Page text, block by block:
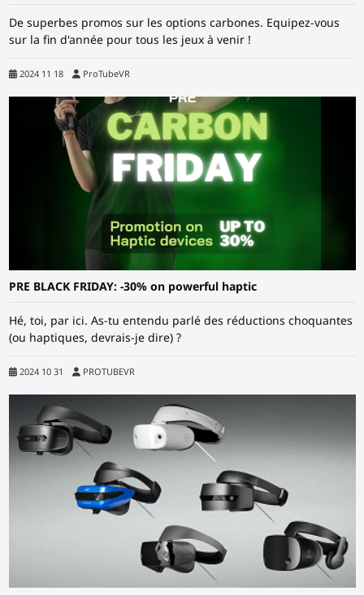
De superbes promos sur les options carbones. Equipez-vous
sur la fin d'année pour tous les jeux à venir !
2024 11 18 ProTubeVR
PRE BLACK FRIDAY: -30% on powerful haptic
Hé, toi, par ici. As-tu entendu parlé des réductions choquantes
(ou haptiques, devrais-je dire) ?
2024 10 31 PROTUBEVR